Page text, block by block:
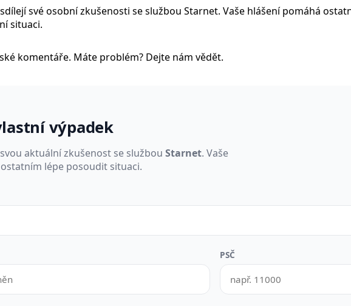
sdílejí své osobní zkušenosti se službou Starnet. Vaše hlášení pomáhá
situaci.
komentáře. Máte problém? Dejte nám vědět.
výpadek
aktuální zkušenost se službou Starnet. Vaše
lépe posoudit situaci.
PSČ